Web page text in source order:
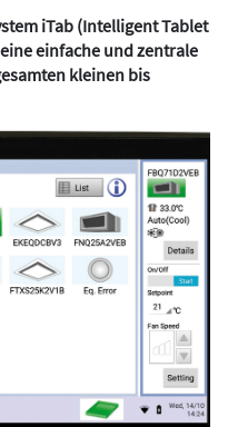
iTab (Intelligent Tablet
einfache und zentrale
kleinen bis